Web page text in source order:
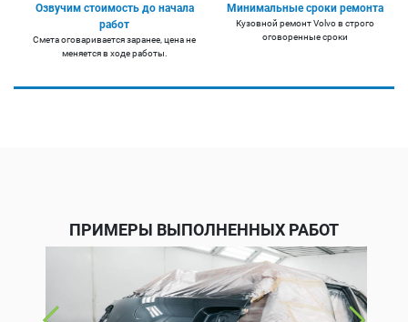
Озвучим стоимость до начала
работ
Смета оговаривается заранее, цена не
меняется в ходе работы.
Минимальные сроки ремонта
Кузовной ремонт Volvo в строго
оговоренные сроки
ПРИМЕРЫ ВЫПОЛНЕННЫХ РАБОТ